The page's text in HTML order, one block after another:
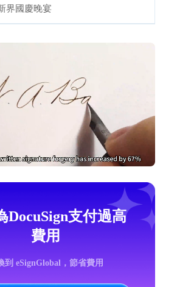
界國慶晚宴
DocuSign支付過高
費用
到 eSignGlobal，節省費用